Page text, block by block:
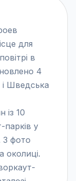
для
в
4
і Шведська
із 10
парків у
3 фото
околиці.